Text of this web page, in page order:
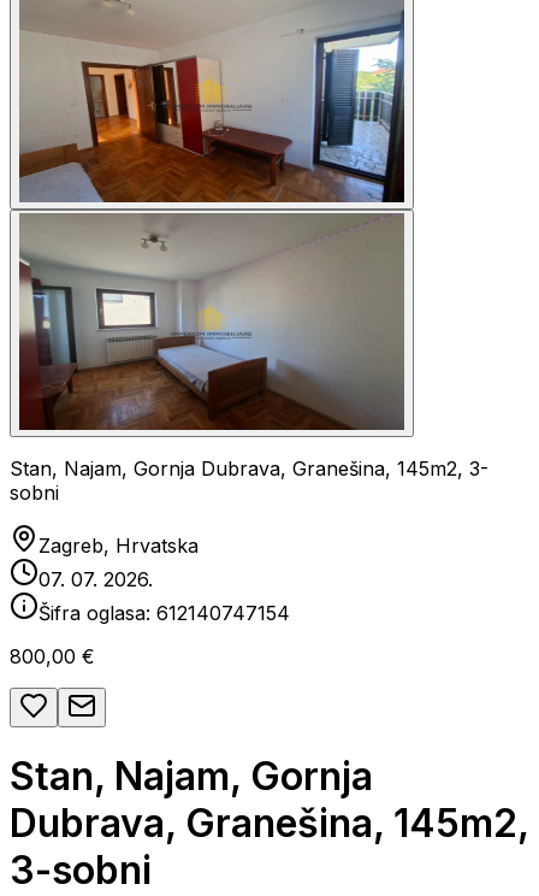
Stan, Najam, Gornja Dubrava, Granešina, 145m2, 3-
sobni
Zagreb, Hrvatska
07. 07. 2026.
Šifra oglasa: 612140747154
800,00 €
Stan, Najam, Gornja
Dubrava, Granešina, 145m2,
3-sobni